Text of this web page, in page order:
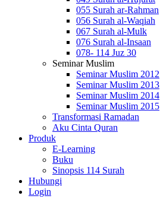
055 Surah ar-Rahman
056 Surah al-Waqiah
067 Surah al-Mulk
076 Surah al-Insaan
078- 114 Juz 30
Seminar Muslim
Seminar Muslim 2012
Seminar Muslim 2013
Seminar Muslim 2014
Seminar Muslim 2015
Transformasi Ramadan
Aku Cinta Quran
Produk
E-Learning
Buku
Sinopsis 114 Surah
Hubungi
Login